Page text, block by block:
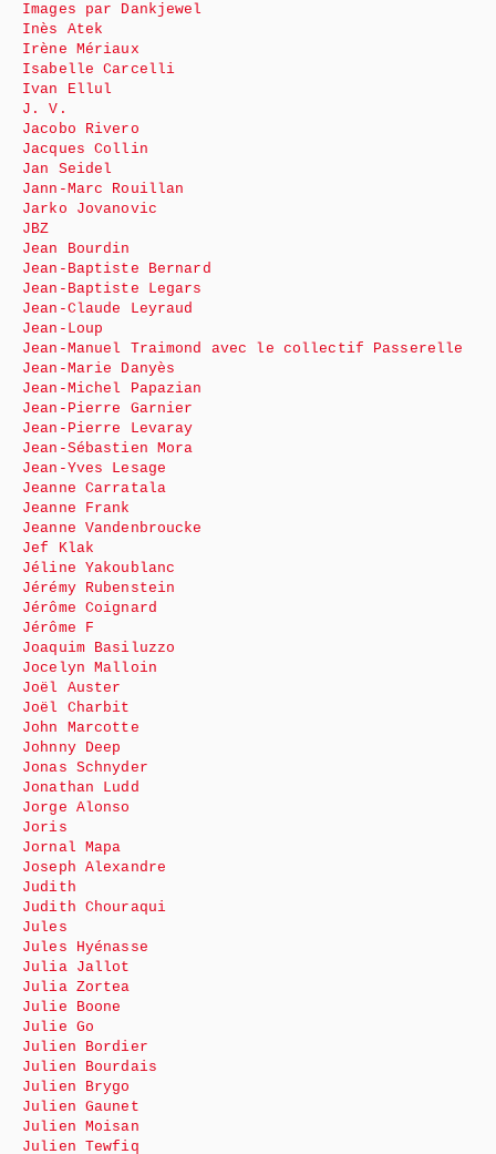
Images par Dankjewel
Inès Atek
Irène Mériaux
Isabelle Carcelli
Ivan Ellul
J. V.
Jacobo Rivero
Jacques Collin
Jan Seidel
Jann-Marc Rouillan
Jarko Jovanovic
JBZ
Jean Bourdin
Jean-Baptiste Bernard
Jean-Baptiste Legars
Jean-Claude Leyraud
Jean-Loup
Jean-Manuel Traimond avec le collectif Passerelle
Jean-Marie Danyès
Jean-Michel Papazian
Jean-Pierre Garnier
Jean-Pierre Levaray
Jean-Sébastien Mora
Jean-Yves Lesage
Jeanne Carratala
Jeanne Frank
Jeanne Vandenbroucke
Jef Klak
Jéline Yakoublanc
Jérémy Rubenstein
Jérôme Coignard
Jérôme F
Joaquim Basiluzzo
Jocelyn Malloin
Joël Auster
Joël Charbit
John Marcotte
Johnny Deep
Jonas Schnyder
Jonathan Ludd
Jorge Alonso
Joris
Jornal Mapa
Joseph Alexandre
Judith
Judith Chouraqui
Jules
Jules Hyénasse
Julia Jallot
Julia Zortea
Julie Boone
Julie Go
Julien Bordier
Julien Bourdais
Julien Brygo
Julien Gaunet
Julien Moisan
Julien Tewfiq